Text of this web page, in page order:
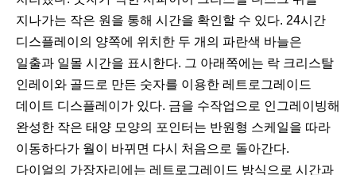
지나가는 작은 원을 통해 시간을 확인할 수 있다. 24시간
디스플레이의 양쪽에 위치한 두 개의 파란색 바늘은
일출과 일몰 시간을 표시한다. 그 아래쪽에는 락 크리스탈
인레이와 골드로 만든 숫자를 이용한 레트로그레이드
데이트 디스플레이가 있다. 금을 수작업으로 인그레이빙해
완성한 작은 태양 모양의 포인터는 반원형 스케일을 따라
이동하다가 월이 바뀌면 다시 처음으로 돌아간다.
다이얼의 가장자리에는 레트로그레이드 방식으로 시간과